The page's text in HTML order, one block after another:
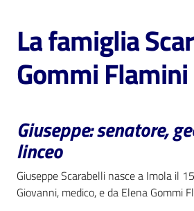
Cosa
puoi
fare
Scopri
i
contenuti
La famiglia
Gommi Flamini
Giuseppe: senatore,
linceo
Giuseppe Scarabelli nasce a Imola il
Giovanni, medico, e da Elena Gommi